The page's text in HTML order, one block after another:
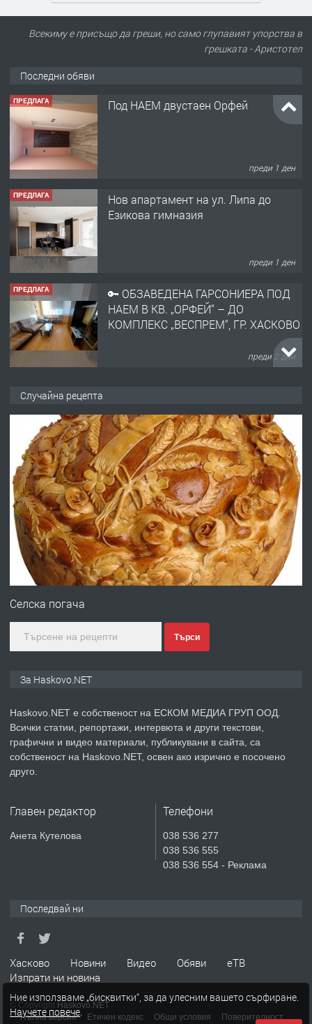
Всекиму е присъщо да греши, но само глупавият упорства в
грешката - Аристотел
Последни обяви
ПРЕДЛАГА Под НАЕМ двустаен Орфей
преди 1 ден
ПРЕДЛАГА
Нов апартамент на ул. Липа до
Езикова гимназия
преди 1 ден
ПРЕДЛАГА
🔑 ОБЗАВЕДЕНА ГАРСОНИЕРА ПОД
НАЕМ В КВ. „ОРФЕЙ“ – ДО
КОМПЛЕКС „ВЕСПРЕМ“, ГР. ХАСКОВО
преди 2 дни
АПАРТАМЕНТ В ЦЕНТЪРА НА ГР.
ХАСКОВО
преди 3 дни
ПРЕДЛАГА Давам гараж под наем
преди 3 дни
ПРЕДЛАГА
№4120 Магазин/Офис под наем в кв.
преди 4 дни
ПРЕДЛАГА
Продавам парцел в гр. Хасково кв.
СГЛОБЯВАНЕ НА МЕБЕЛИ.
апартамент под наем в кв.
Училищни, гр. Хасково.
преди 5 дни
Случайна рецепта
Селска погача
Търси
За Haskovo.NET
Haskovo.NET е собственост на ЕСКОМ МЕДИА ГРУП ООД.
Всички статии, репортажи, интервюта и други текстови,
графични и видео материали, публикувани в сайта, са
собственост на Haskovo.NET, освен ако изрично е посочено
друго.
Главен редактор
Анета Кутелова
Телефони
038 536 277
038 536 555
038 536 554 - Реклама
Последвай ни
Хасково Новини Видео Обяви
еТВ
Изпрати ни новина
© Copyright Haskovo.NET
Пълна версия
Етичен кодекс Общи условия Поверителност
Ние използваме „бисквитки“, за да улесним вашето сърфиране.
Научете повече.